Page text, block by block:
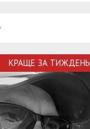
КРАЩЕ ЗА ТИЖДЕНЬ